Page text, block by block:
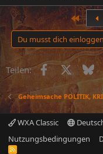
Erste
Du musst dich
Teilen: Facebook
X
Geheimsache POLITIK,
WXA Classic
Nutzungsbedingungen
R